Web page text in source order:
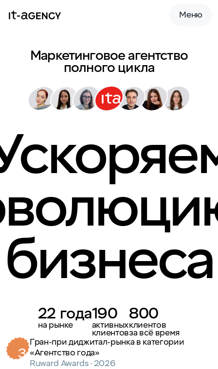
Меню
Маркетинговое агентство
полного цикла
бизнеса
22 года
на рынке
190
активных
клиентов
800
клиентов
за всё время
3
Гран-при диджитал-рынка в категории
«Агентство года»
Ruward Awards · 2026
3
Лучшее агентское медиа в диджитале —
Академия IT-Agency
Ruward Awards · 2026